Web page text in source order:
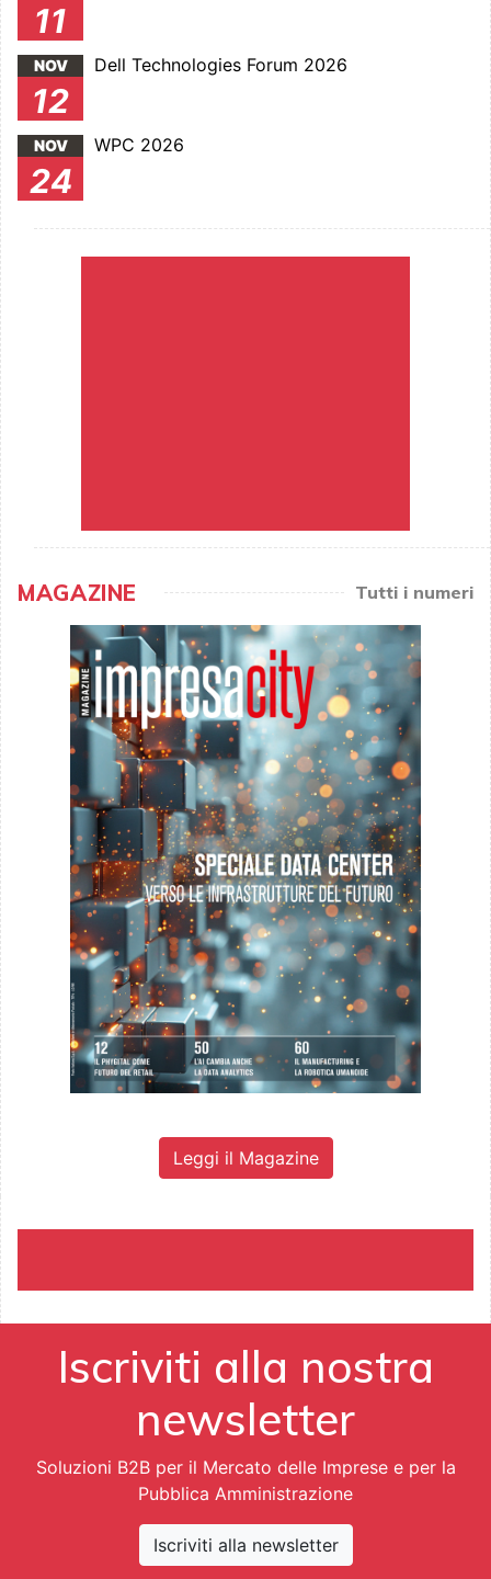
11
NOV
12
Dell Technologies Forum 2026
NOV
24
WPC 2026
MAGAZINE Tutti i numeri
Leggi il Magazine
Iscriviti alla nostra
newsletter
Soluzioni B2B per il Mercato delle Imprese e per la
Pubblica Amministrazione
Iscriviti alla newsletter